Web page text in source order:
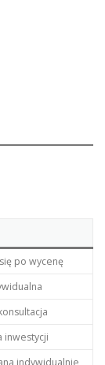
po wycenę
inwestycji
indywidualnie